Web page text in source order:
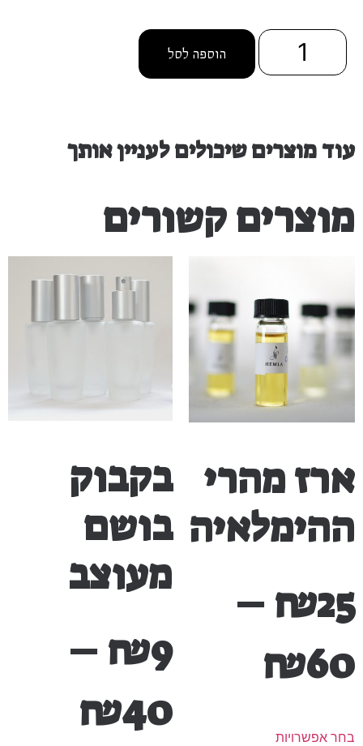
הוספה לסל
עוד מוצרים שיכולים לעניין אותך
מוצרים קשורים
ארז מהרי
ההימלאיה
₪25
–
₪60
בחר אפשרויות
בקבוק
בושם
מעוצב
₪9
–
₪40